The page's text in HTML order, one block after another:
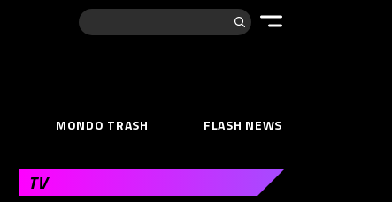
Cerca:
MONDO TRASH FLASH NEWS
TV